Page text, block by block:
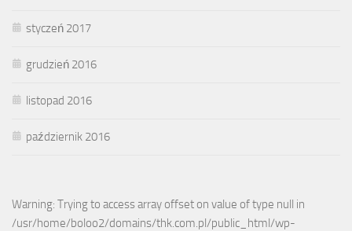
styczeń 2017
grudzień 2016
listopad 2016
październik 2016
Warning: Trying to access array offset on value of type null in
/usr/home/boloo2/domains/thk.com.pl/public_html/wp-